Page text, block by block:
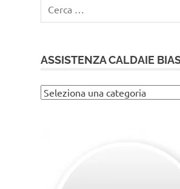
per:
ASSISTENZA CALDAIE
Assistenza